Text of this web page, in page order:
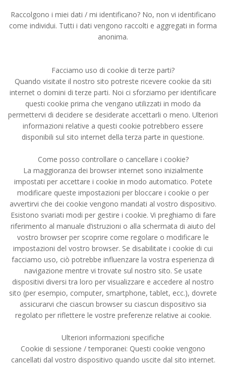
Raccolgono i miei dati / mi identificano? No, non vi identificano
come individui. Tutti i dati vengono raccolti e aggregati in forma
anonima.
Facciamo uso di cookie di terze parti?
Quando visitate il nostro sito potreste ricevere cookie da siti
internet o domini di terze parti. Noi ci sforziamo per identificare
questi cookie prima che vengano utilizzati in modo da
permettervi di decidere se desiderate accettarli o meno. Ulteriori
informazioni relative a questi cookie potrebbero essere
disponibili sul sito internet della terza parte in questione.
Come posso controllare o cancellare i cookie?
La maggioranza dei browser internet sono inizialmente
impostati per accettare i cookie in modo automatico. Potete
modificare queste impostazioni per bloccare i cookie o per
avvertirvi che dei cookie vengono mandati al vostro dispositivo.
Esistono svariati modi per gestire i cookie. Vi preghiamo di fare
riferimento al manuale d’istruzioni o alla schermata di aiuto del
vostro browser per scoprire come regolare o modificare le
impostazioni del vostro browser. Se disabilitate i cookie di cui
facciamo uso, ciò potrebbe influenzare la vostra esperienza di
navigazione mentre vi trovate sul nostro sito. Se usate
dispositivi diversi tra loro per visualizzare e accedere al nostro
sito (per esempio, computer, smartphone, tablet, ecc.), dovrete
assicurarvi che ciascun browser su ciascun dispositivo sia
regolato per riflettere le vostre preferenze relative ai cookie.
Ulteriori informazioni specifiche
Cookie di sessione / temporanei: Questi cookie vengono
cancellati dal vostro dispositivo quando uscite dal sito internet.